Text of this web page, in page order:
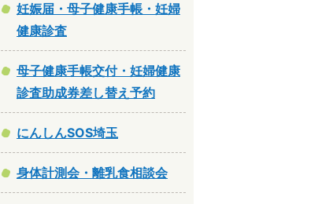
妊娠届・母子健康手帳・妊婦
健康診査
母子健康手帳交付・妊婦健康
診査助成券差し替え予約
にんしんSOS埼玉
身体計測会・離乳食相談会